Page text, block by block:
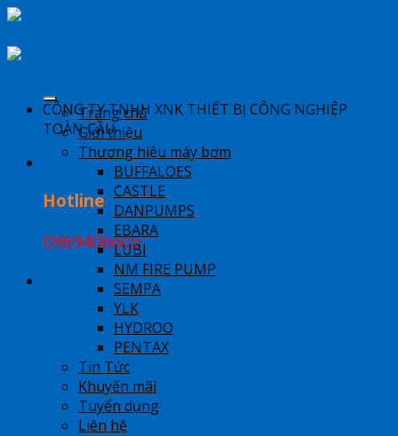
Skip
content
​CÔNG TY TNHH XNK THIẾT BỊ CÔNG NGHIỆP
TOÀN CẦU
Hotline
0969406605
Trang chủ
Giới thiệu
Thương hiệu máy bơm
BUFFALOES
CASTLE
DANPUMPS
EBARA
LUBI
NM FIRE PUMP
SEMPA
YLK
HYDROO
PENTAX
Tin Tức
Khuyến mãi
Tuyển dụng
Liên hệ